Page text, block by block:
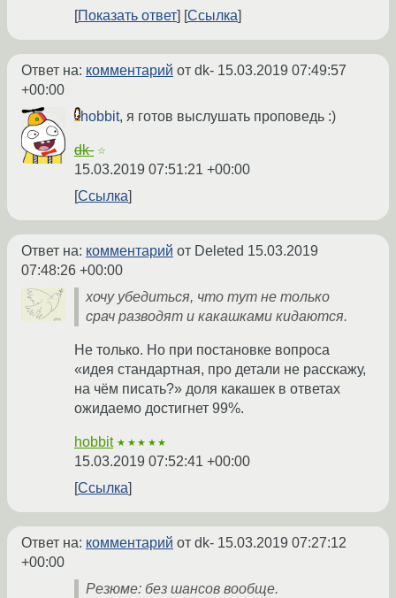
Показать ответ
Ссылка
Ответ на: комментарий от dk- 15.03.2019 07:49:57
+00:00
hobbit, я готов выслушать проповедь :)
dk- ☆
15.03.2019 07:51:21 +00:00
Ссылка
Ответ на: комментарий от Deleted 15.03.2019
07:48:26 +00:00
хочу убедиться, что тут не только
срач разводят и какашками кидаются.
Не только. Но при постановке вопроса
«идея стандартная, про детали не расскажу,
на чём писать?» доля какашек в ответах
ожидаемо достигнет 99%.
hobbit ★★★★★
15.03.2019 07:52:41 +00:00
Ссылка
Ответ на: комментарий от dk- 15.03.2019 07:27:12
+00:00
Резюме: без шансов вообще.